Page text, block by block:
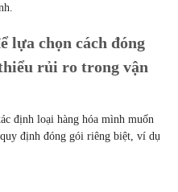
lựa chọn cách đóng
rủi ro trong vận
định loại hàng hóa mình muốn
định đóng gói riêng biệt, ví dụ